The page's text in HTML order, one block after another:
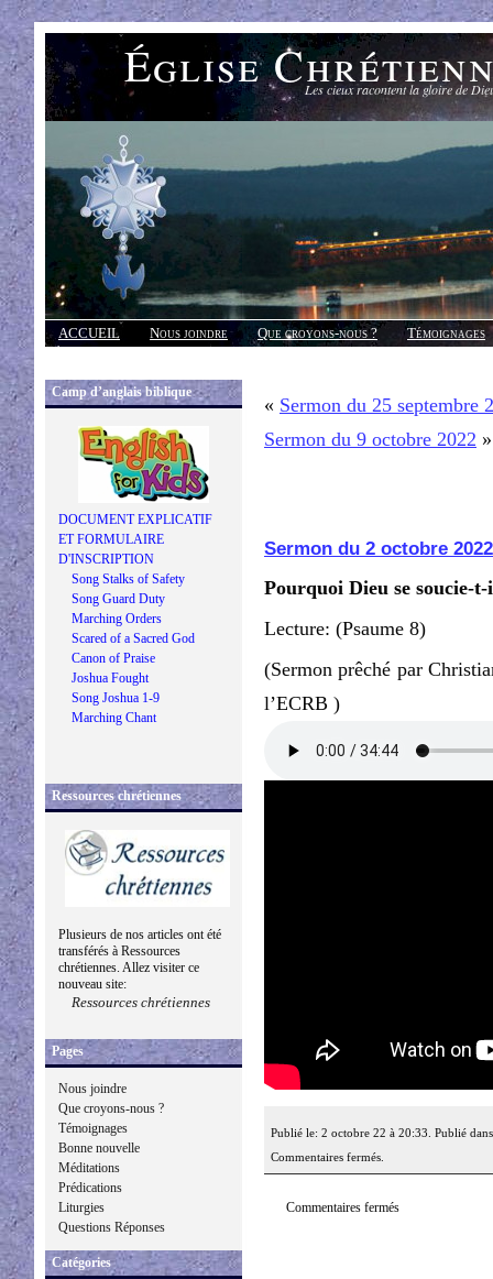
Église Les cieux racontent la gloire de
ACCUEIL Nous joindre Que croyons-nous ?
Témoignages
Réponses
Camp d’anglais biblique
DOCUMENT EXPLICATIF
ET FORMULAIRE
D'INSCRIPTION
Song Stalks of Safety
Song Guard Duty
Marching Orders
Scared of a Sacred God
Canon of Praise
Joshua Fought
Song Joshua 1-9
Marching Chant
Ressources chrétiennes
Plusieurs de nos articles ont été
transférés à Ressources
chrétiennes. Allez visiter ce
nouveau site:
Ressources chrétiennes
Pages
Nous joindre
Que croyons-nous ?
Témoignages
Bonne nouvelle
Méditations
Prédications
Liturgies
Questions Réponses
Catégories
« Sermon du 25 septembre
Sermon du 9 octobre 2022 »
Sermon du 2 octobre 2022
Pourquoi Dieu se soucie-
Lecture: (Psaume 8)
(Sermon prêché par
l’ECRB )
Publié le: 2 octobre 22 à 20:33. Publié
Commentaires fermés.
Commentaires fermés